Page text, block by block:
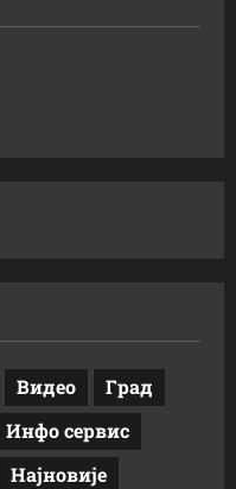
Видео
Град
Инфо сервис
Најновије